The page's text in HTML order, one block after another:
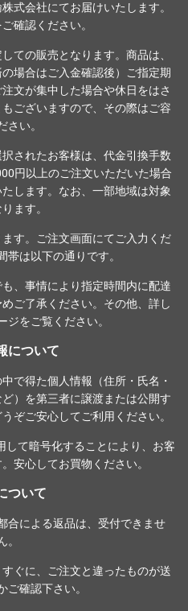
式会社にてお届けいたします。
ご確認ください。
ての販売となります。商品は、
場合はご入金確認後）ご指定期
文が集中した場合や休日をはさ
ございますので、その際はご容
さい。
されたお客様は、代金引換手数
円以上のご注文いただいた場合
します。なお、一部地域は対象
ます。
す。ご注文画面にてご入力くだ
帯は以下の通りです。
、事情により指定時間内に配達
ご了承ください。その他、詳し
ジをご覧ください。
について
で得た個人情報（住所・氏名・
）を第三者に譲渡または公開す
ぞご安心してご利用ください。
して暗号化することにより、お客
安心してお買物ください。
ついて
合による返品は、受付できませ
。
ぐに、ご注文と違ったものが送
ご確認下さい。